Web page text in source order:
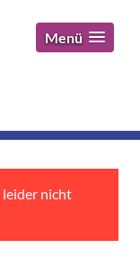
Menü
leider nicht